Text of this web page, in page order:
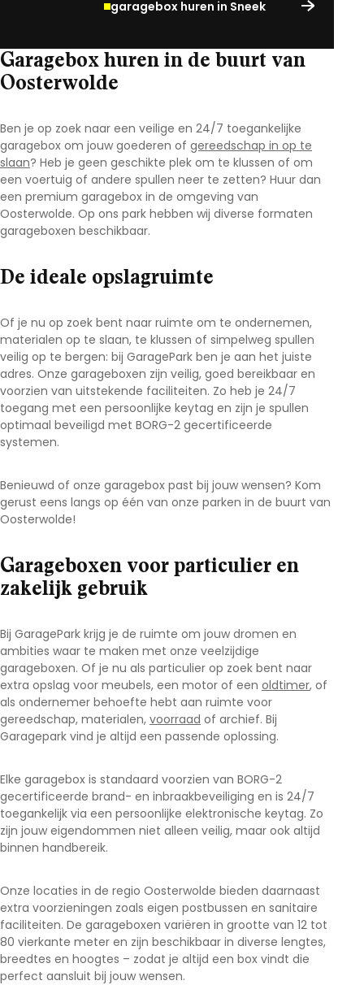
garagebox huren in Sneek
Garagebox huren in de buurt van
Oosterwolde
Ben je op zoek naar een veilige en 24/7 toegankelijke
garagebox om jouw goederen of gereedschap in op te
slaan? Heb je geen geschikte plek om te klussen of om
een voertuig of andere spullen neer te zetten? Huur dan
een premium garagebox in de omgeving van
Oosterwolde. Op ons park hebben wij diverse formaten
garageboxen beschikbaar.
De ideale opslagruimte
Of je nu op zoek bent naar ruimte om te ondernemen,
materialen op te slaan, te klussen of simpelweg spullen
veilig op te bergen: bij GaragePark ben je aan het juiste
adres. Onze garageboxen zijn veilig, goed bereikbaar en
voorzien van uitstekende faciliteiten. Zo heb je 24/7
toegang met een persoonlijke keytag en zijn je spullen
optimaal beveiligd met BORG-2 gecertificeerde
systemen.
Benieuwd of onze garagebox past bij jouw wensen? Kom
gerust eens langs op één van onze parken in de buurt van
Oosterwolde!
Garageboxen voor particulier en
zakelijk gebruik
Bij GaragePark krijg je de ruimte om jouw dromen en
ambities waar te maken met onze veelzijdige
garageboxen. Of je nu als particulier op zoek bent naar
extra opslag voor meubels, een motor of een oldtimer, of
als ondernemer behoefte hebt aan ruimte voor
gereedschap, materialen, voorraad of archief. Bij
Garagepark vind je altijd een passende oplossing.
Elke garagebox is standaard voorzien van BORG-2
gecertificeerde brand- en inbraakbeveiliging en is 24/7
toegankelijk via een persoonlijke elektronische keytag. Zo
zijn jouw eigendommen niet alleen veilig, maar ook altijd
binnen handbereik.
Onze locaties in de regio Oosterwolde bieden daarnaast
extra voorzieningen zoals eigen postbussen en sanitaire
faciliteiten. De garageboxen variëren in grootte van 12 tot
80 vierkante meter en zijn beschikbaar in diverse lengtes,
breedtes en hoogtes – zodat je altijd een box vindt die
perfect aansluit bij jouw wensen.